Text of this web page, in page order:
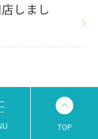
しまし
トナー団体
TOP